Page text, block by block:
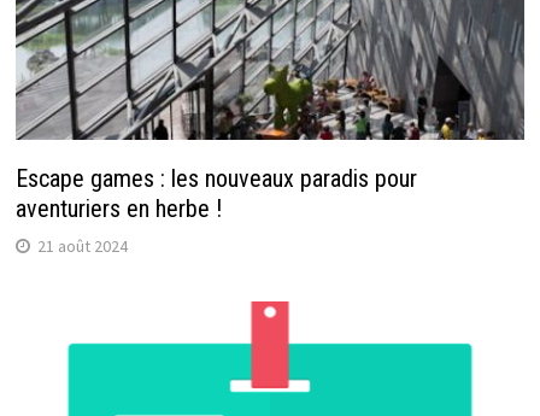
Escape games : les nouveaux paradis pour
aventuriers en herbe !
21 août 2024